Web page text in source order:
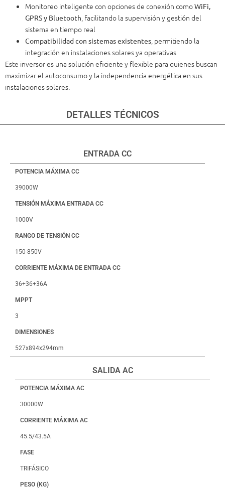
Monitoreo inteligente con opciones de conexión comoWiFi,
GPRS y Bluetooth , facilitando la supervisión y gestión del
sistema en tiempo real
Compatibilidad con sistemas existentes , permitiendo la
integración en instalaciones solares ya operativas
Este inversor es una solución eficiente y flexible para quienes buscan
maximizar el autoconsumo y la independencia energética en sus
instalaciones solares.
DETALLES TÉCNICOS
ENTRADA CC
POTENCIA MÁXIMA CC
39000W
TENSIÓN MÁXIMA ENTRADA CC
1000V
RANGO DE TENSIÓN CC
150-850V
CORRIENTE MÁXIMA DE ENTRADA CC
36+36+36A
MPPT
3
DIMENSIONES
527x894x294mm
SALIDA AC
POTENCIA MÁXIMA AC
30000W
CORRIENTE MÁXIMA AC
45.5/43.5A
FASE
TRIFÁSICO
PESO (KG)